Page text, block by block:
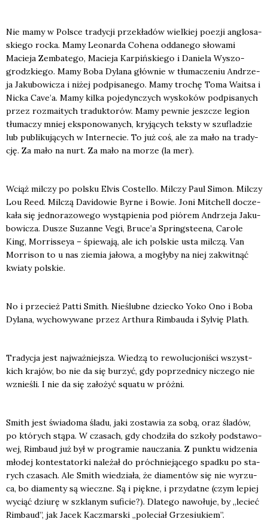
Nie mamy w Pol­sce tra­dy­cji prze­kła­dów wiel­kiej poezji anglo­sa­
skie­go roc­ka. Mamy Leonar­da Cohe­na odda­ne­go sło­wa­mi
Macie­ja Zemba­te­go, Macie­ja Kar­piń­skie­go i Danie­la Wyszo­
grodz­kie­go. Mamy Boba Dyla­na głów­nie w tłu­ma­cze­niu Andrze­
ja Jaku­bo­wi­cza i niżej pod­pi­sa­ne­go. Mamy tro­chę Toma Wait­sa i
Nic­ka Cave’a. Mamy kil­ka poje­dyn­czych wysko­ków pod­pi­sa­nych
przez roz­ma­itych tra­duk­to­rów. Mamy pew­nie jesz­cze legion
tłu­ma­czy mniej eks­po­no­wa­nych, kry­ją­cych tek­sty w szu­fla­dzie
lub publi­ku­ją­cych w Inter­ne­cie. To już coś, ale za mało na tra­dy­
cję. Za mało na nurt. Za mało na morze (la mer).
Wciąż mil­czy po pol­sku Elvis Costel­lo. Mil­czy Paul Simon. Mil­czy
Lou Reed. Mil­czą Davi­do­wie Byr­ne i Bowie. Joni Mit­chell docze­
ka­ła się jed­no­ra­zo­we­go wystą­pie­nia pod pió­rem Andrze­ja Jaku­
bo­wi­cza. Dusze Suzan­ne Vegi, Bruce’a Spring­ste­ena, Caro­le
King, Mor­ris­seya – śpie­wa­ją, ale ich pol­skie usta mil­czą. Van
Mor­ri­son to u nas zie­mia jało­wa, a mogły­by na niej zakwit­nąć
kwia­ty pol­skie.
No i prze­cież Pat­ti Smith. Nie­ślub­ne dziec­ko Yoko Ono i Boba
Dyla­na, wycho­wy­wa­ne przez Arthu­ra Rim­bau­da i Sylvię Plath.
Tra­dy­cja jest naj­waż­niej­sza. Wie­dzą to rewo­lu­cjo­ni­ści wszyst­
kich kra­jów, bo nie da się burzyć, gdy poprzed­ni­cy nicze­go nie
wznie­śli. I nie da się zało­żyć squ­atu w próż­ni.
Smith jest świa­do­ma śla­du, jaki zosta­wia za sobą, oraz śla­dów,
po któ­rych stą­pa. W cza­sach, gdy cho­dzi­ła do szko­ły pod­sta­wo­
wej, Rim­baud już był w pro­gra­mie naucza­nia. Z punk­tu widze­nia
mło­dej kon­te­sta­tor­ki nale­żał do próch­nie­ją­ce­go spad­ku po sta­
rych cza­sach. Ale Smith wie­dzia­ła, że dia­men­tów się nie wyrzu­
ca, bo dia­men­ty są wiecz­ne. Są i pięk­ne, i przy­dat­ne (czym lepiej
wyciąć dziu­rę w szkla­nym sufi­cie?). Dla­te­go nawo­łu­je, by „lecieć
Rim­baud”, jak Jacek Kacz­mar­ski „pole­ciał Grze­siu­kiem”.